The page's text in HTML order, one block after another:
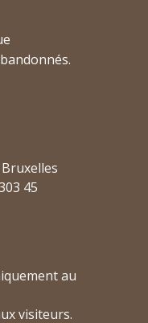
45
au
visiteurs.